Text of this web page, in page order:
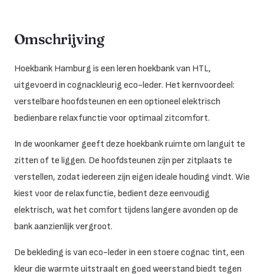
Omschrijving
Hoekbank Hamburg is een leren hoekbank van HTL,
uitgevoerd in cognackleurig eco-leder. Het kernvoordeel:
verstelbare hoofdsteunen en een optioneel elektrisch
bedienbare relaxfunctie voor optimaal zitcomfort.
In de woonkamer geeft deze hoekbank ruimte om languit te
zitten of te liggen. De hoofdsteunen zijn per zitplaats te
verstellen, zodat iedereen zijn eigen ideale houding vindt. Wie
kiest voor de relaxfunctie, bedient deze eenvoudig
elektrisch, wat het comfort tijdens langere avonden op de
bank aanzienlijk vergroot.
De bekleding is van eco-leder in een stoere cognac tint, een
kleur die warmte uitstraalt en goed weerstand biedt tegen